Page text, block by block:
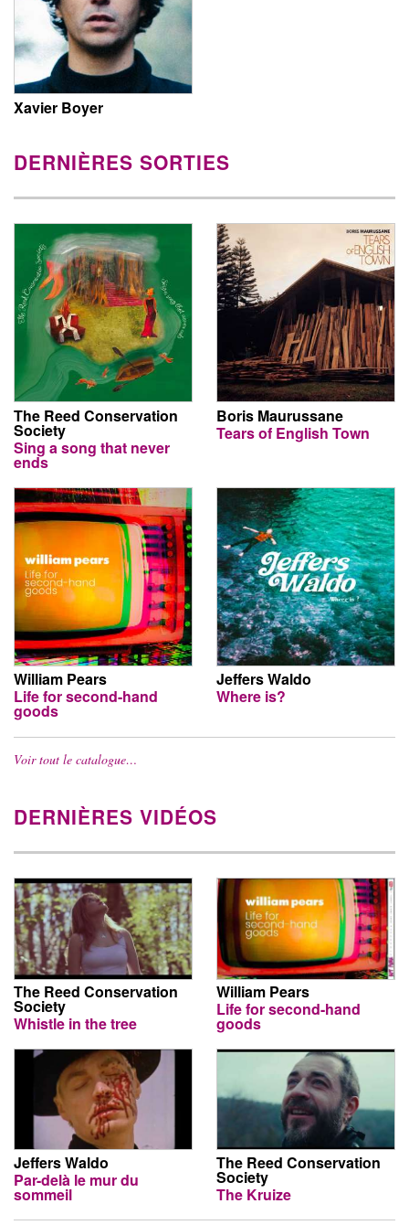
Xavier Boyer
DERNIÈRES SORTIES
The Reed Conservation
Society
Sing a song that never
ends
Boris Maurussane
Tears of English Town
William Pears
Life for second-hand
goods
Jeffers Waldo
Where is?
Voir tout le catalogue…
DERNIÈRES VIDÉOS
The Reed Conservation
Society
Whistle in the tree
William Pears
Life for second-hand
goods
Jeffers Waldo
Par-delà le mur du
sommeil
The Reed Conservation
Society
The Kruize